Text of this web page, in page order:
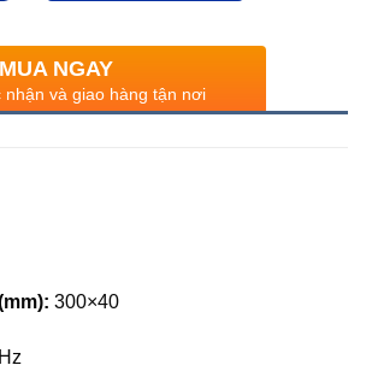
MUA NGAY
nhận và giao hàng tận nơi
300×40